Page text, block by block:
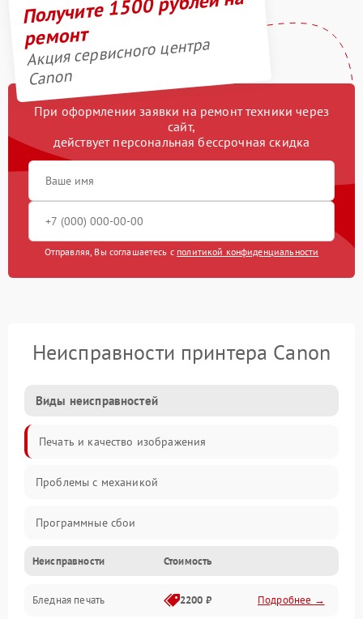
ремонт
Акция сервисного центра
Canon
При оформлении заявки на ремонт техники через
сайт,
действует персональная бессрочная скидка
Отправляя, Вы соглашаетесь с политикой конфиденциальности
Неисправности принтера Canon
Виды неисправностей
Печать и качество изображения
Проблемы с механикой
Программные сбои
Программные ошибки
Картриджи и расходники
Неисправности Стоимость
Бледная печать 2200 ₽ Подробнее →